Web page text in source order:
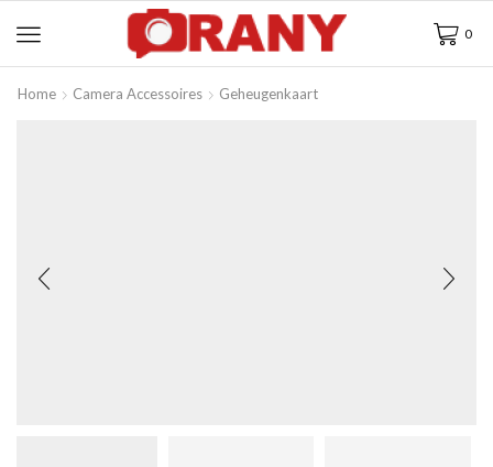
0
Home Camera Accessoires Geheugenkaart